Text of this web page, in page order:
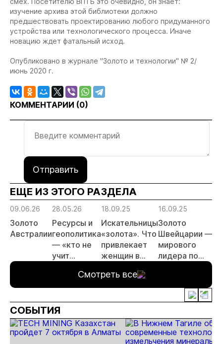
изучение архива этой библиотеки должно
предшествовать проектированию любого придуманного
устройства или технологического процесса. Иначе
новацию ждет фатальный исход.
Опубликовано в журнале "Золото и технологии" № 2/
июнь 2020 г.
КОММЕНТАРИИ (0)
Отправить
ЕЩЕ ИЗ ЭТОГО РАЗДЕЛА
09.06.26
Золото
Австралии
28.05.26
Ресурсы и
геополитика
— «кто не
учит
тот обречён
повторять
её ошибки»
18.09.25
Искательницы
«золота». Что
привлекает
женщин в
16.09.25
Золото
Швейцарии —
мирового
лидера по
драгоценного
металла
Смотреть все
СОБЫТИЯ